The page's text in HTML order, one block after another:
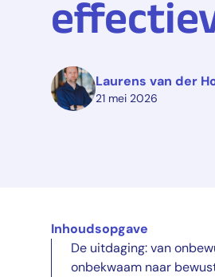
Laurens van der
21 mei 2026
Inhoudsopgave
De uitdaging: van
onbekwaam naar